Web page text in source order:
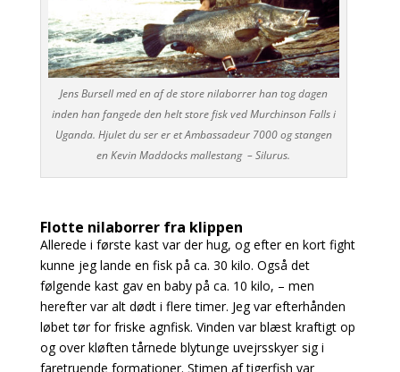
Jens Bursell med en af de store nilaborrer han tog dagen
inden han fangede den helt store fisk ved Murchinson Falls i
Uganda. Hjulet du ser er et Ambassadeur 7000 og stangen
en Kevin Maddocks mallestang – Silurus.
Flotte nilaborrer fra klippen
Allerede i første kast var der hug, og efter en kort fight
kunne jeg lande en fisk på ca. 30 kilo. Også det
følgende kast gav en baby på ca. 10 kilo, – men
herefter var alt dødt i flere timer. Jeg var efterhånden
løbet tør for friske agnfisk. Vinden var blæst kraftigt op
og over kløften tårnede blytunge uvejrsskyer sig i
faretruende formationer. Stimen af tigerfish var